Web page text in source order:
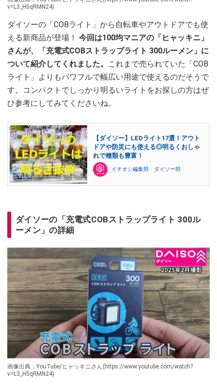
v=L3_H5qRMN24)
ダイソーの「COBライト」から自転車やアウトドアでも使
える新商品が登場！ 今回は100均マニアの「ヒャッキニ」
さんが、「充電式COBストラップライト 300ルーメン」に
ついて紹介してくれました。
これまで売られていた「COB
ライト」よりもパワフルで幅広い用途で使えるのだそうで
す。コンパクトでしっかり明るいライトをお探しの方はぜ
ひ参考にしてみてくださいね。
【ダイソー】LEDライト17選！アウト
ドアや防災にも使える◎明るくおしゃ
れで種類も豊富！
イチオシ編集部 ダイソー部
ダイソーの「充電式COBストラップライト 300ル
ーメン」の詳細
画像出典：YouTube/ヒャッキニさん(https://www.youtube.com/watch?
v=L3_H5qRMN24)